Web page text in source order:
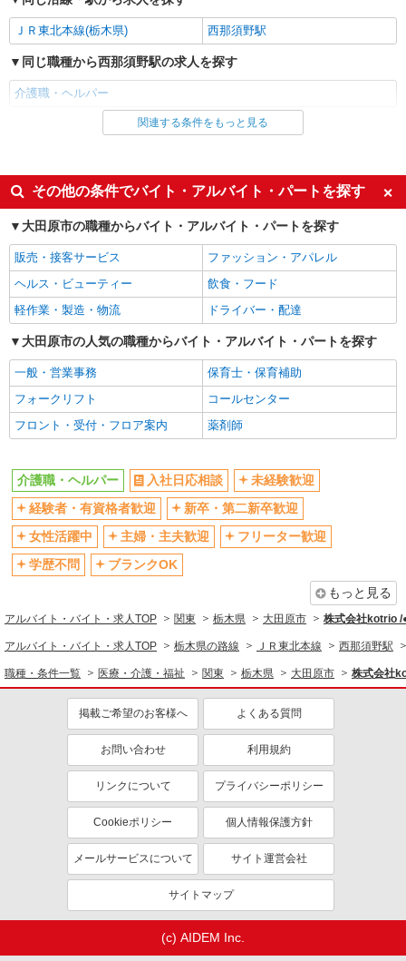
ＪＲ東北本線(栃木県) 西那須野駅
同じ職種から西那須野駅の求人を探す
介護職・ヘルパー
同じ雇用形態から西那須野駅の求人を探す
同じ特徴から西那須野駅の求人を探す
入社日応相談
未経験歓迎
経験者・有資格者歓迎
新卒・第二新卒歓迎
女性活躍中
主婦・主夫歓迎
フリーター歓迎
学歴不問
ブランクOK
ミドル（40代～）活躍中
エルダー（50代～）活躍中
シニア（60代～）活躍中
高収入・高額
ボーナス・賞与あり
昇給あり
完全週休2日制
フルタイム歓迎
禁煙・分煙
バイク通勤OK
自転車通勤OK
残業少なめ（月20h未満）
交通費支給
社会保険あり
産休・育休取得実績あり
退職金・財形貯蓄制度あり
医療・介護・福祉
介護職・ヘルパー
同じ特徴から求人を探す
ミドル（40代～）活躍中
ボーナス・賞与あり
車通勤OK
交通費支給
社会保険あり
産休・育休取得実績あり
関連する条件をもっと見る
その他の条件でバイト・アルバイト・パートを探す
大田原市の職種からバイト・アルバイト・パートを探す
販売・接客サービス
ファッション・アパレル
ヘルス・ビューティー
飲食・フード
軽作業・製造・物流
ドライバー・配達
大田原市の人気の職種からバイト・アルバイト・パートを探す
一般・営業事務
保育士・保育補助
フォークリフト
コールセンター
フロント・受付・フロア案内
薬剤師
介護職・ヘルパー 入社日応相談
未経験歓迎
経験者・有資格者歓迎
新卒・第二新卒歓迎
女性活躍中
主婦・主夫歓迎
フリーター歓迎
学歴不問
ブランクOK
もっと見る
アルバイト・バイト・求人TOP 関東 栃木県 大田原市 株式会社kotrio /
アルバイト・バイト・求人TOP 栃木県の路線 ＪＲ東北本線 西那須野駅
職種・条件一覧 医療・介護・福祉 関東 栃木県 大田原市 株式会社
掲載ご希望のお客様へ よくある質問
お問い合わせ 利用規約
リンクについて プライバシーポリシー
Cookieポリシー 個人情報保護方針
メールサービスについて サイト運営会社
サイトマップ
(c) AIDEM Inc.